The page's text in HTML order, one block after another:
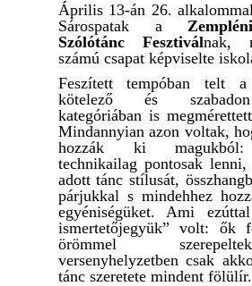
Április 13-án 26.
Sárospatak a
Szólótánc Fesztiválnak,
számú csapat képviselte
Feszített tempóban telt
kötelező és
kategóriában is
Mindannyian azon voltak,
hozzák ki magukból:
technikailag pontosak
adott tánc stílusát,
párjukkal s mindehhez
egyéniségüket. Ami
ismertetőjegyük” volt: ők
örömmel
versenyhelyzetben csak
tánc szeretete mindent fölülír.